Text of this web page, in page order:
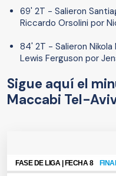
69' 2T - Salieron
Riccardo Orsolini por
84' 2T - Salieron
Lewis Ferguson por
Sigue aquí el
Maccabi Tel-